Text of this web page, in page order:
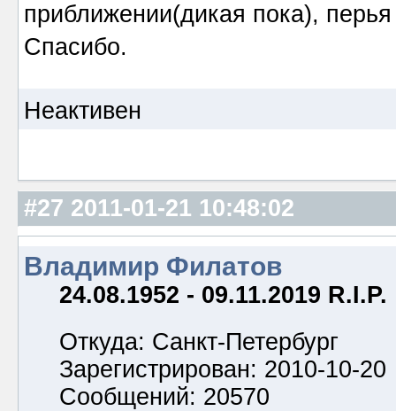
приближении(дикая пока),
Спасибо.
Неактивен
#27 2011-01-21 10:48:02
Владимир Филатов
24.08.1952 - 09.11.2019 R.I.P.
Откуда: Санкт-Петербург
Зарегистрирован: 2010-10-20
Сообщений: 20570